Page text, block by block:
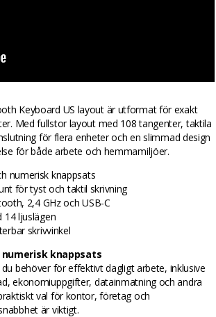
Keyboard US layout är utformat för exakt
Med fullstor layout med 108 tangenter, taktila
för flera enheter och en slimmad design
för både arbete och hemmamiljöer.
numerisk knappsats
för tyst och taktil skrivning
2,4 GHz och USB-C
14 ljuslägen
skrivvinkel
knappsats
behöver för effektivt dagligt arbete, inklusive
ekonomiuppgifter, datainmatning och andra
val för kontor, företag och
är viktigt.